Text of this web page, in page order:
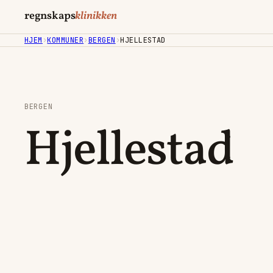
regnskapsklinikken
HJEM ›KOMMUNER›BERGEN ›HJELLESTAD
BERGEN
Hjellestad